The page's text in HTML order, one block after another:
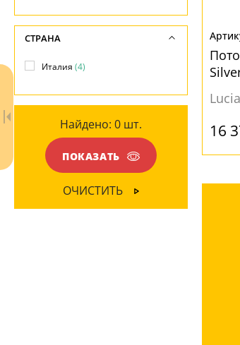
16
СТРАНА
Италия (4)
Найдено: 0 шт.
ПОКАЗАТЬ
ОЧИСТИТЬ